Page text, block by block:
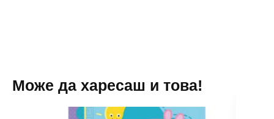
Може да харесаш и това!